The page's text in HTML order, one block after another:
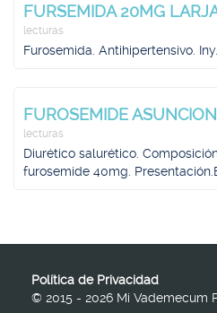
FURSEMIDA 20MG
lecturas
Furosemida. Antihipertensivo.
FUROSEMIDE ASUNCION
lecturas
Diurético salurético.
furosemide 40mg.
Política de Privacidad
© 2015 - 2026 Mi Vademecum